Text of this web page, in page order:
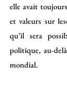
elle avait
et valeurs sur
qu’il sera
politique, au-
mondial.